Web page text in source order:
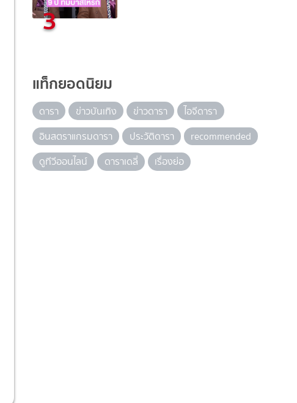
3
แท็กยอดนิยม
ดารา ข่าวบันเทิง ข่าวดารา
ไอจีดารา
อินสตราแกรมดารา
ประวัติดารา
recommended
ดูทีวีออนไลน์
ดาราเดลี่ เรื่องย่อ